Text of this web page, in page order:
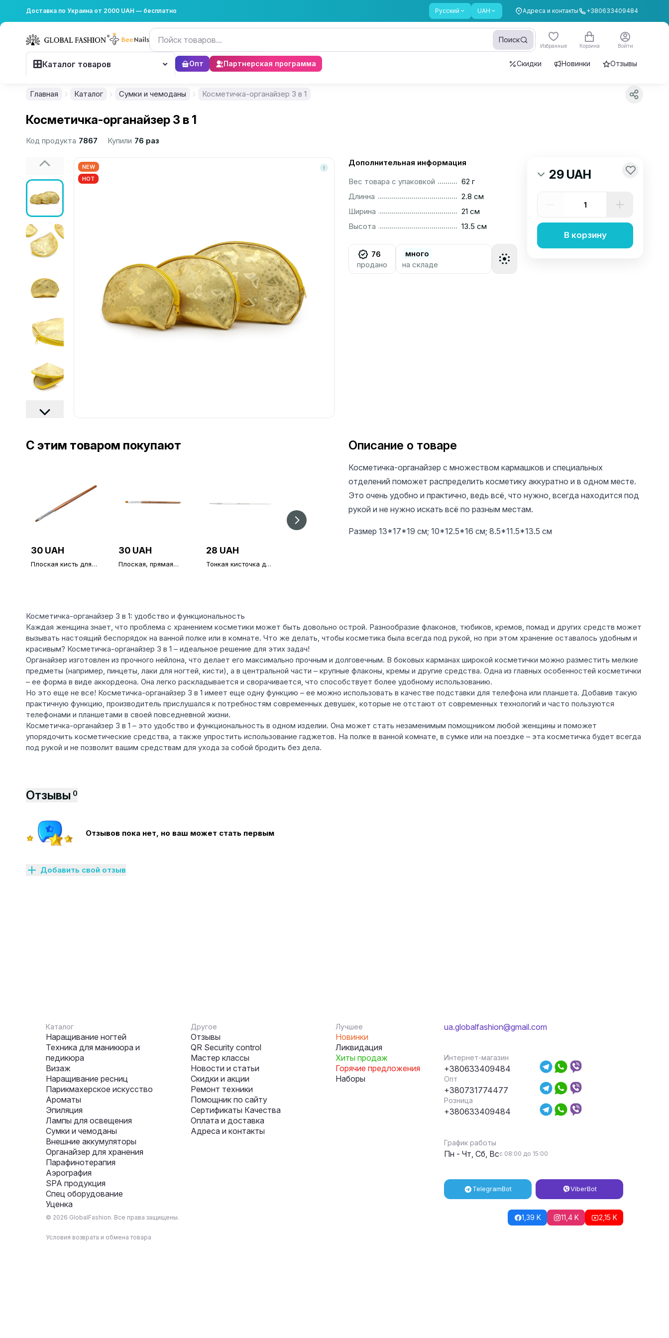
Доставка по Украина от 2000 UAH — бесплатно Русский UAH Адреса и контакты +380633409484
Поиск
Избранные Корзина Войти
Каталог товаров Опт Партнерская программа Скидки Новинки Отзывы
Главная Каталог Сумки и чемоданы Косметичка-органайзер 3 в 1
Косметичка-органайзер 3 в 1
Код продукта 7867 Купили 76 раз
NEW
HOT
Дополнительная информация
Вес товара с упаковкой
...................................................................................................................................................................................................................................... 62 г
Длинна
...................................................................................................................................................................................................................................... 2.8 см
Ширина
...................................................................................................................................................................................................................................... 21 см
Высота
...................................................................................................................................................................................................................................... 13.5 см
76
продано
много
на складе
29 UAH
В корзину
С этим товаром покупают
30 UAH
Плоская кисть для
30 UAH
Плоская, прямая
28 UAH
Тонкая кисточка для
Описание о товаре
Косметичка-органайзер с множеством кармашков и специальных
отделений поможет распределить косметику аккуратно и в одном месте.
Это очень удобно и практично, ведь всё, что нужно, всегда находится под
рукой и не нужно искать всё по разным местам.
Размер 13*17*19 см; 10*12.5*16 см; 8.5*11.5*13.5 см
Косметичка-органайзер 3 в 1: удобство и функциональность
Каждая женщина знает, что проблема с хранением косметики может быть довольно острой. Разнообразие флаконов, тюбиков, кремов, помад и других средств может
вызывать настоящий беспорядок на ванной полке или в комнате. Что же делать, чтобы косметика была всегда под рукой, но при этом хранение оставалось удобным и
красивым? Косметичка-органайзер 3 в 1 – идеальное решение для этих задач!
Органайзер изготовлен из прочного нейлона, что делает его максимально прочным и долговечным. В боковых карманах широкой косметички можно разместить мелкие
предметы (например, пинцеты, лаки для ногтей, кисти), а в центральной части – крупные флаконы, кремы и другие средства. Одна из главных особенностей косметички
– ее форма в виде аккордеона. Она легко раскладывается и сворачивается, что способствует более удобному использованию.
Но это еще не все! Косметичка-органайзер 3 в 1 имеет еще одну функцию – ее можно использовать в качестве подставки для телефона или планшета. Добавив такую
практичную функцию, производитель прислушался к потребностям современных девушек, которые не отстают от современных технологий и часто пользуются
телефонами и планшетами в своей повседневной жизни.
Косметичка-органайзер 3 в 1 – это удобство и функциональность в одном изделии. Она может стать незаменимым помощником любой женщины и поможет
упорядочить косметические средства, а также упростить использование гаджетов. На полке в ванной комнате, в сумке или на поездке – эта косметичка будет всегда
под рукой и не позволит вашим средствам для ухода за собой бродить без дела.
Отзывы 0
Отзывов пока нет, но ваш может стать первым
Добавить свой отзыв
Каталог
Наращивание ногтей
Техника для маникюра и
педикюра
Визаж
Наращивание ресниц
Парикмахерское искусство
Ароматы
Эпиляция
Лампы для освещения
Сумки и чемоданы
Внешние аккумуляторы
Органайзер для хранения
Парафинотерапия
Аэрография
SPA продукция
Спец оборудование
Уценка
Другое
Отзывы
QR Security control
Мастер классы
Новости и статьи
Скидки и акции
Ремонт техники
Помощник по сайту
Сертификаты Качества
Оплата и доставка
Адреса и контакты
Лучшее
Новинки
Ликвидация
Хиты продаж
Горячие предложения
Наборы
ua.globalfashion@gmail.com
Интернет-магазин
+380633409484
Опт
+380731774477
Розница
+380633409484
График работы
Пн - Чт, Сб, Всс 08:00 до 15:00
TelegramBot ViberBot
© 2026 GlobalFashion. Все права защищены. 1,39 K 11,4 K 2,15 K
Условия возврата и обмена товара